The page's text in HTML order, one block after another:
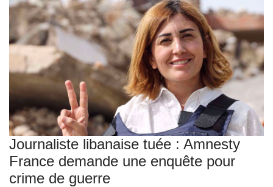
Journaliste libanaise tuée : Amnesty
France demande une enquête pour
crime de guerre